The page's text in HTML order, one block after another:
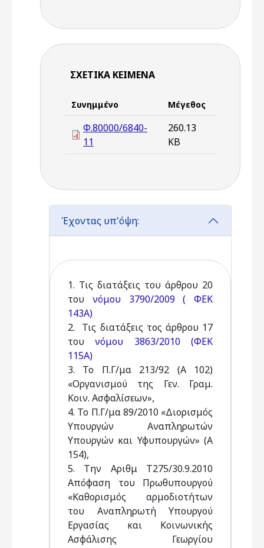
ΣΧΕΤΙΚΆ ΚΕΊΜΕΝΑ
Συνημμένο Μέγεθος
Φ.80000/6840-
11
260.13
KB
Έχοντας υπ'όψη:
1. Τις διατάξεις του άρθρου 20
του νόμου 3790/2009 ( ΦΕΚ
143Α)
2. Τις διατάξεις τος άρθρου 17
τουνόμου 3863/2010 (ΦΕΚ
115Α)
3. Το Π.Γ/μα 213/92 (A 102)
«Οργανισμού της Γεν. Γραμ.
Κοιν. Ασφαλίσεων»,
4. Το Π.Γ/μα 89/2010 «Διορισμός
Υπουργών Αναπληρωτών
Υπουργών και Υφυπουργών» (Α
154),
5. Την Αριθμ Τ275/30.9.2010
Απόφαση του Πρωθυπουργού
«Καθορισμός αρμοδιοτήτων
του Αναπληρωτή Υπουργού
Εργασίας και Κοινωνικής
Ασφάλισης Γεωργίου